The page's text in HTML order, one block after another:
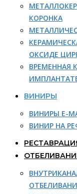
КОРОНКА
ОКСИДЕ
ВРЕМЕННАЯ
ВИНИРЫ
ВИНИРЫ E-
ВИНИР НА